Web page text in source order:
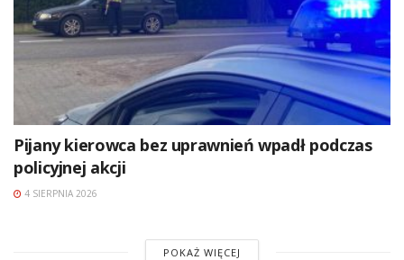
Pijany kierowca bez uprawnień wpadł podczas
policyjnej akcji
4 SIERPNIA 2026
POKAŻ WIĘCEJ